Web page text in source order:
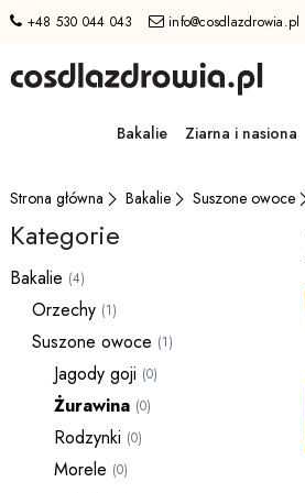
Przejdź
GŁÓWNEJ
FILTRÓW
MENU
MENU
UŻYTKOWNIKA
WYSZUKIWARKI
+48 530 044 043 info@cosdlazdrowia.pl
Bakalie Ziarna i nasiona
Strona główna Bakalie Suszone owoce
Kategorie
Bakalie (4)
Orzechy (1)
Suszone owoce (1)
Jagody goji (0)
Żurawina (0)
Rodzynki (0)
Morele (0)